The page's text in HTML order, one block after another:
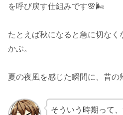
を呼び戻す仕組みです🌸🌬️
たとえば秋になると急に切な
かぶ。
夏の夜風を感じた瞬間に、昔の
そういう時期って